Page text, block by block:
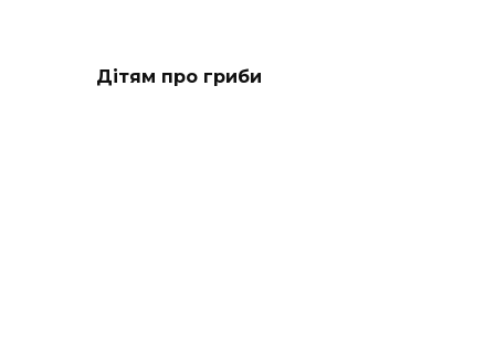
Дітям про гриби